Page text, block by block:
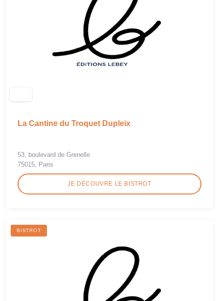
La Cantine du Troquet Dupleix
53, boulevard de Grenelle
75015, Paris
JE DÉCOUVRE LE BISTROT
BISTROT